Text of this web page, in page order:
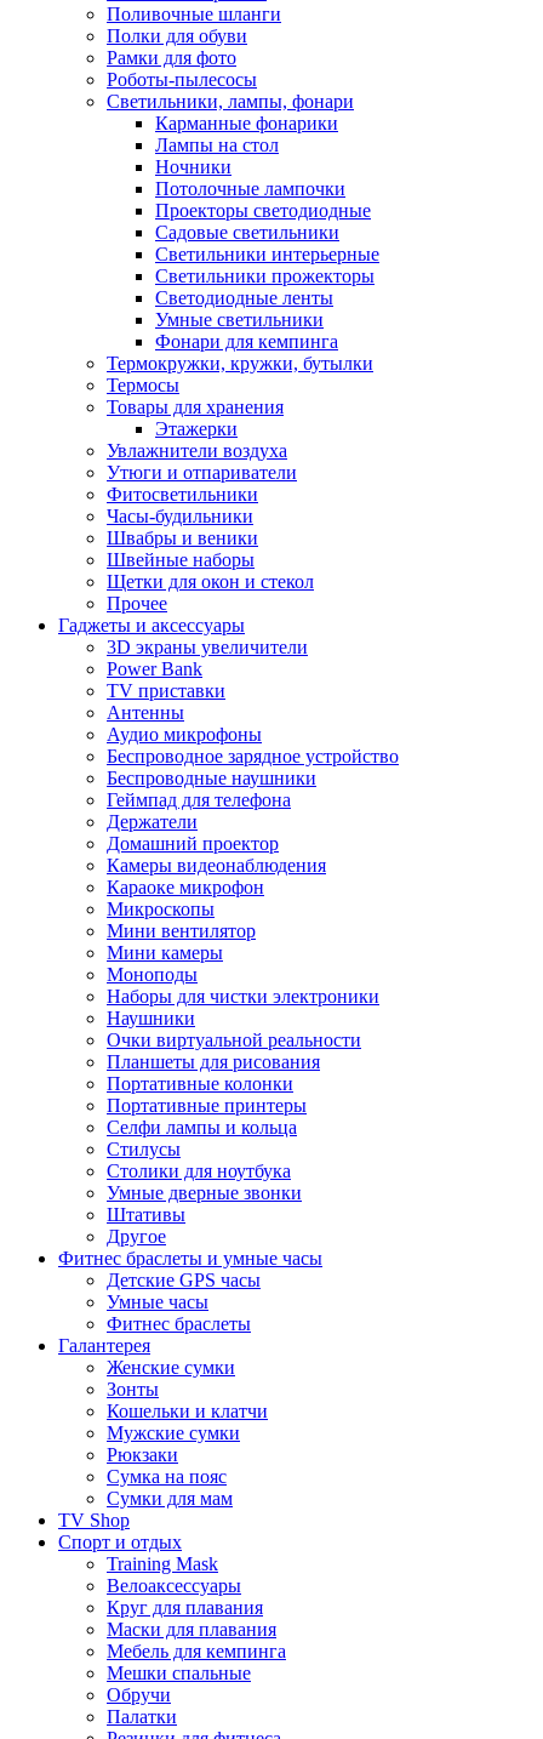
Поливочные шланги
Полки для обуви
Рамки для фото
Роботы-пылесосы
Светильники, лампы, фонари
Карманные фонарики
Лампы на стол
Ночники
Потолочные лампочки
Проекторы светодиодные
Садовые светильники
Светильники интерьерные
Светильники прожекторы
Светодиодные ленты
Умные светильники
Фонари для кемпинга
Термокружки, кружки, бутылки
Термосы
Товары для хранения
Этажерки
Увлажнители воздуха
Утюги и отпариватели
Фитосветильники
Часы-будильники
Швабры и веники
Швейные наборы
Щетки для окон и стекол
Прочее
Гаджеты и аксессуары
3D экраны увеличители
Power Bank
TV приставки
Антенны
Аудио микрофоны
Беспроводное зарядное устройство
Беспроводные наушники
Геймпад для телефона
Держатели
Домашний проектор
Камеры видеонаблюдения
Караоке микрофон
Микроскопы
Мини вентилятор
Мини камеры
Моноподы
Наборы для чистки электроники
Наушники
Очки виртуальной реальности
Планшеты для рисования
Портативные колонки
Портативные принтеры
Селфи лампы и кольца
Стилусы
Столики для ноутбука
Умные дверные звонки
Штативы
Другое
Фитнес браслеты и умные часы
Детские GPS часы
Умные часы
Фитнес браслеты
Галантерея
Женские сумки
Зонты
Кошельки и клатчи
Мужские сумки
Рюкзаки
Сумка на пояс
Сумки для мам
TV Shop
Спорт и отдых
Training Mask
Велоаксессуары
Круг для плавания
Маски для плавания
Мебель для кемпинга
Мешки спальные
Обручи
Палатки